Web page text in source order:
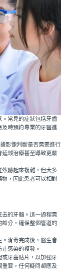
常見的症狀包括牙齒
時預約專業的牙醫進
影像判斷是否需要進行
誤治療甚至導致更嚴
聽起來複雜，但大多
，因此患者可以相對
的牙髓。這一過程需
分，確保整個管道的
消毒完成後，醫生會
感染的複發。
牙齒貼片，以加強牙
要，任何疑問都應及